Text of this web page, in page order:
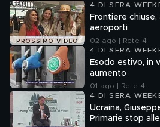
PROSSIMO VIDEO
4 DI SERA
Frontiere
aeroporti
02 ago | Rete 4
4 DI SERA
Esodo estivo, in
aumento
01 ago | Rete 4
4 DI SERA
Ucraina,
Primarie stop